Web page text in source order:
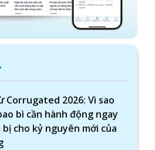
2026: Vì sao
bì cần hành động ngay
cho kỷ nguyên mới của